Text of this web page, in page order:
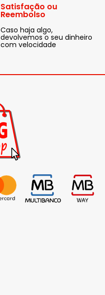
Satisfação ou
Reembolso
Caso haja algo,
devolvemos o seu dinheiro
com velocidade